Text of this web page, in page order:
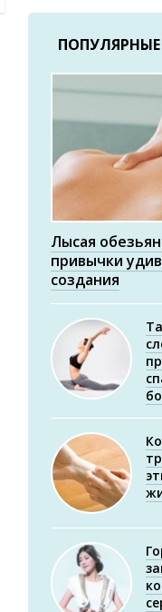
Лысая
привычки
создания